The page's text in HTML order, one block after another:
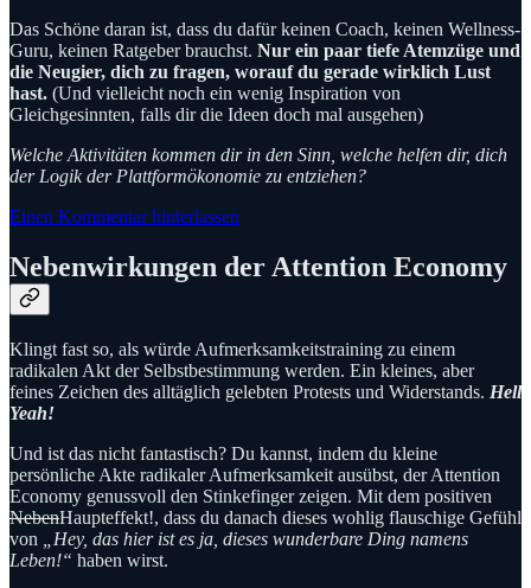
Das Schöne daran ist, dass du dafür keinen Coach, keinen Wellness-
Guru, keinen Ratgeber brauchst. Nur ein paar tiefe Atemzüge und
die Neugier, dich zu fragen, worauf du gerade wirklich Lust
hast. (Und vielleicht noch ein wenig Inspiration von
Gleichgesinnten, falls dir die Ideen doch mal ausgehen)
Welche Aktivitäten kommen dir in den Sinn, welche helfen dir, dich
der Logik der Plattformökonomie zu entziehen?
Einen Kommentar hinterlassen
Nebenwirkungen der Attention Economy
Klingt fast so, als würde Aufmerksamkeitstraining zu einem
radikalen Akt der Selbstbestimmung werden. Ein kleines, aber
feines Zeichen des alltäglich gelebten Protests und Widerstands. Hell
Yeah!
Und ist das nicht fantastisch? Du kannst, indem du kleine
persönliche Akte radikaler Aufmerksamkeit ausübst, der Attention
Economy genussvoll den Stinkefinger zeigen. Mit dem positiven
NebenHaupteffekt!, dass du danach dieses wohlig flauschige Gefühl
von
„Hey, das hier ist es ja, dieses wunderbare Ding namens
Leben!“ haben wirst.